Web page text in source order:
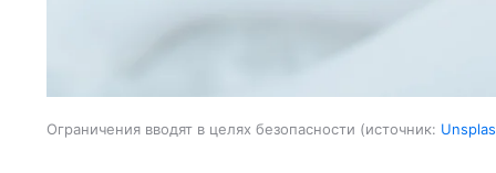
Ограничения вводят в целях безопасности источник: